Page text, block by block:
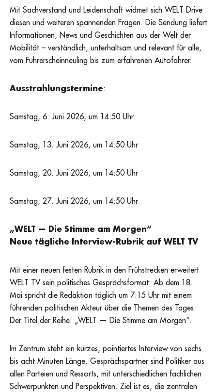
Mit Sachverstand und Leidenschaft widmet sich WELT Drive
diesen und weiteren spannenden Fragen. Die Sendung liefert
Informationen, News und Geschichten aus der Welt der
Mobilität – verständlich, unterhaltsam und relevant für alle,
vom Führerscheinneuling bis zum erfahrenen Autofahrer.
Ausstrahlungstermine:
Samstag, 6. Juni 2026, um 14:50 Uhr
Samstag, 13. Juni 2026, um 14:50 Uhr
Samstag, 20. Juni 2026, um 14:50 Uhr
Samstag, 27. Juni 2026, um 14:50 Uhr
„WELT — Die Stimme am Morgen“
Neue tägliche Interview-Rubrik auf WELT TV
Mit einer neuen festen Rubrik in den Frühstrecken erweitert
WELT TV sein politisches Gesprächsformat: Ab dem 18.
Mai spricht die Redaktion täglich um 7:15 Uhr mit einem
führenden politischen Akteur über die Themen des Tages.
Der Titel der Reihe: „WELT — Die Stimme am Morgen“.
Im Zentrum steht ein kurzes, pointiertes Interview von sechs
bis acht Minuten Länge. Gesprächspartner sind Politiker aus
allen Parteien und Ressorts, mit unterschiedlichen fachlichen
Schwerpunkten und Perspektiven. Ziel ist es, die zentralen